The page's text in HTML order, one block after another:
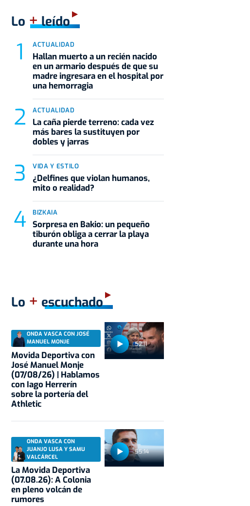
Lo +leído
ACTUALIDAD
Hallan muerto a un recién nacido
en un armario después de que su
madre ingresara en el hospital por
una hemorragia
ACTUALIDAD
La caña pierde terreno: cada vez
más bares la sustituyen por
dobles y jarras
VIDA Y ESTILO
¿Delfines que violan humanos,
mito o realidad?
BIZKAIA
Sorpresa en Bakio: un pequeño
tiburón obliga a cerrar la playa
durante una hora
Lo + escuchado
52:11
ONDA VASCA CON JOSÉ
MANUEL MONJE
Movida Deportiva con
José Manuel Monje
(07/08/26) | Hablamos
con Iago Herrerín
sobre la portería del
Athletic
55:14
ONDA VASCA CON
JUANJO LUSA Y SAMU
VALCÁRCEL
La Movida Deportiva
(07.08.26): A Colonia
en pleno volcán de
rumores